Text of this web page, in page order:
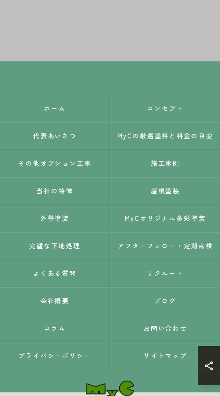
ホーム コンセプト
代表あいさつ MyCの厳選塗料と料金の目安
その他オプション工事 施工事例
当社の特徴 屋根塗装
外壁塗装 MyCオリジナル多彩塗装
完璧な下地処理 アフターフォロー・定期点検
よくある質問 リクルート
会社概要 ブログ
コラム お問い合わせ
プライバシーポリシー サイトマップ